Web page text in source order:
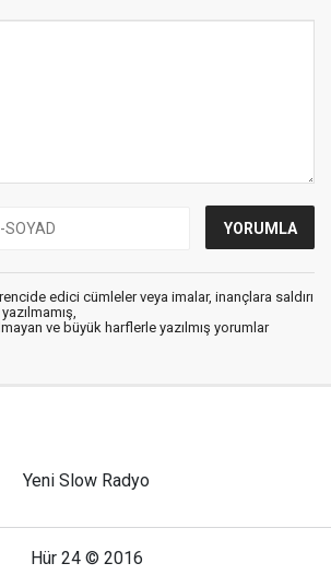
edici cümleler veya imalar, inançlara saldırı
ve büyük harflerle yazılmış yorumlar
Yeni Slow Radyo
Hür 24 © 2016